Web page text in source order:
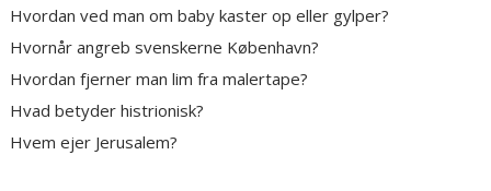
Hvordan ved man om baby kaster op eller gylper?
Hvornår angreb svenskerne København?
Hvordan fjerner man lim fra malertape?
Hvad betyder histrionisk?
Hvem ejer Jerusalem?